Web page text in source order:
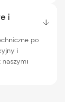
i
po
i
naszymi